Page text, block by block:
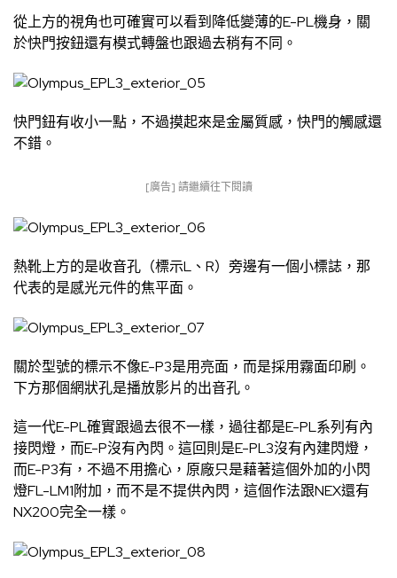
從上方的視角也可確實可以看到降低變薄的E-PL機身，關
於快門按鈕還有模式轉盤也跟過去稍有不同。
快門鈕有收小一點，不過摸起來是金屬質感，快門的觸感還
不錯。
[廣告] 請繼續往下閱讀
熱靴上方的是收音孔（標示L、R）旁邊有一個小標誌，那
代表的是感光元件的焦平面。
關於型號的標示不像E-P3是用亮面，而是採用霧面印刷。
下方那個網狀孔是播放影片的出音孔。
這一代E-PL確實跟過去很不一樣，過往都是E-PL系列有內
接閃燈，而E-P沒有內閃。這回則是E-PL3沒有內建閃燈，
而E-P3有，不過不用擔心，原廠只是藉著這個外加的小閃
燈FL-LM1附加，而不是不提供內閃，這個作法跟NEX還有
NX200完全一樣。